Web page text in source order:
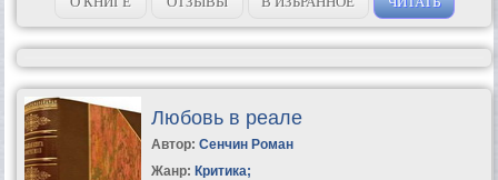
Любовь в реале
Автор: Сенчин Роман
Жанр: Критика;